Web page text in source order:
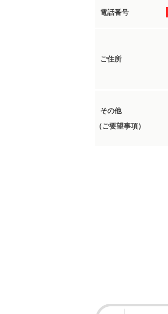
電話番号
ご住所
その他
（ご要望事項）